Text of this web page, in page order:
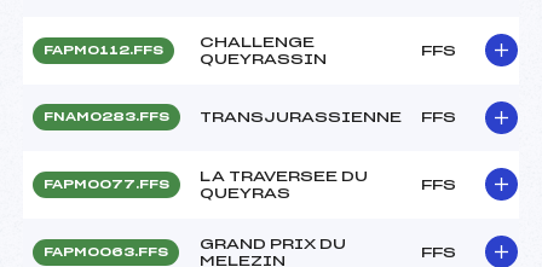
FAPM0112.FFS
CHALLENGE
QUEYRASSIN
FFS
FNAM0283.FFS TRANSJURASSIENNE FFS
FAPM0077.FFS
LA TRAVERSEE DU
QUEYRAS
FFS
FAPM0063.FFS
GRAND PRIX DU
MELEZIN
FFS